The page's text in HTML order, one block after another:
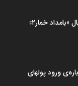
خمار۲»
ورود پولهای